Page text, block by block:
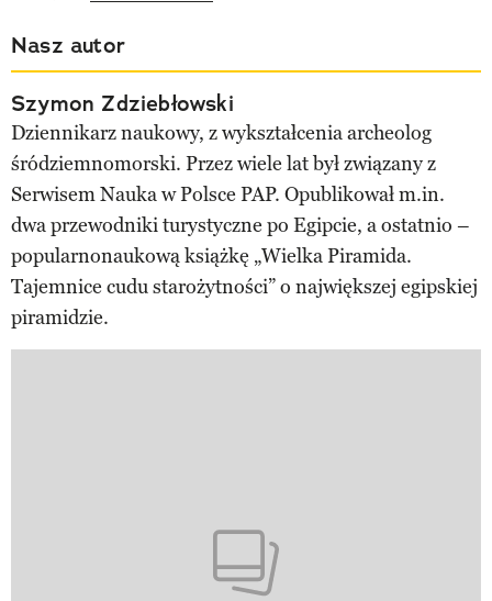
Nasz autor
Szymon Zdziebłowski
Dziennikarz naukowy, z wykształcenia archeolog
śródziemnomorski. Przez wiele lat był związany z
Serwisem Nauka w Polsce PAP. Opublikował m.in.
dwa przewodniki turystyczne po Egipcie, a ostatnio –
popularnonaukową książkę „Wielka Piramida.
Tajemnice cudu starożytności” o największej egipskiej
piramidzie.